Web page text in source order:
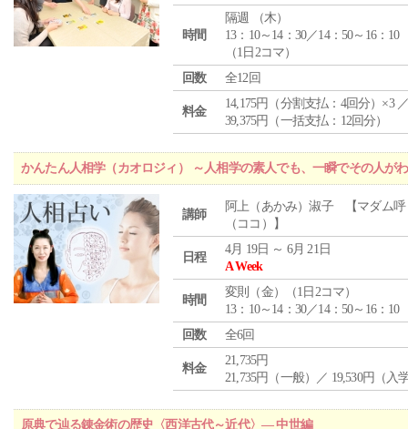
時間
隔週 （木）
13：10～14：30／14：50～16：10
（1日2コマ）
回数
全12回
料金
14,175円（分割支払：4回分）×3
39,375円（一括支払：12回分）
かんたん人相学（カオロジィ） ～人相学の素人でも、一瞬でその人が
講師
阿上（あかみ）淑子 【マダム呼
（ココ）】
日程
4月 19日 ～ 6月 21日
A Week
時間
変則（金）（1日2コマ）
13：10～14：30／14：50～16：10
回数
全6回
料金
21,735円
21,735円（一般）／ 19,530円（入
原典で辿る錬金術の歴史〈西洋古代～近代〉― 中世編